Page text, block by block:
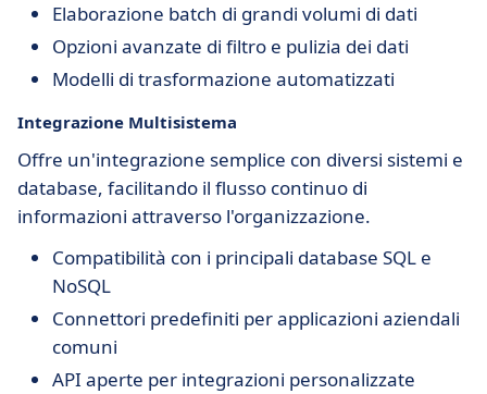
Elaborazione batch di grandi volumi di dati
Opzioni avanzate di filtro e pulizia dei dati
Modelli di trasformazione automatizzati
Integrazione Multisistema
Offre un'integrazione semplice con diversi sistemi e
database, facilitando il flusso continuo di
informazioni attraverso l'organizzazione.
Compatibilità con i principali database SQL e
NoSQL
Connettori predefiniti per applicazioni aziendali
comuni
API aperte per integrazioni personalizzate